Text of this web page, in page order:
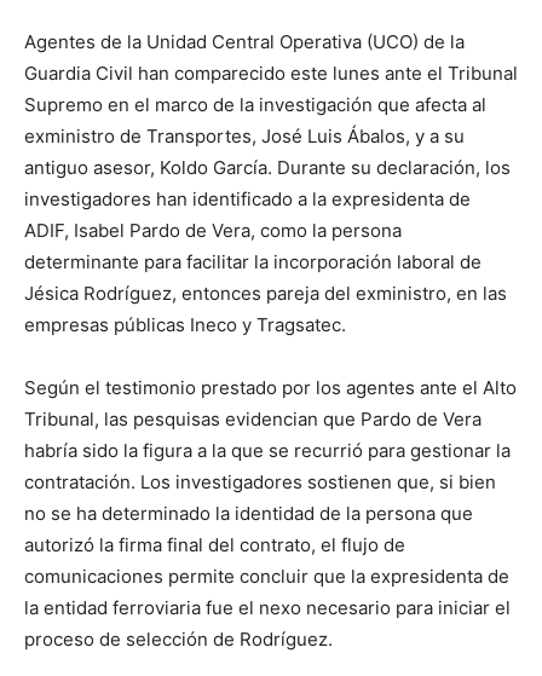
Agentes de la Unidad Central Operativa (UCO) de la
Guardia Civil han comparecido este lunes ante el Tribunal
Supremo en el marco de la investigación que afecta al
exministro de Transportes, José Luis Ábalos, y a su
antiguo asesor, Koldo García. Durante su declaración, los
investigadores han identificado a la expresidenta de
ADIF, Isabel Pardo de Vera, como la persona
determinante para facilitar la incorporación laboral de
Jésica Rodríguez, entonces pareja del exministro, en las
empresas públicas Ineco y Tragsatec.
Según el testimonio prestado por los agentes ante el Alto
Tribunal, las pesquisas evidencian que Pardo de Vera
habría sido la figura a la que se recurrió para gestionar la
contratación. Los investigadores sostienen que, si bien
no se ha determinado la identidad de la persona que
autorizó la firma final del contrato, el flujo de
comunicaciones permite concluir que la expresidenta de
la entidad ferroviaria fue el nexo necesario para iniciar el
proceso de selección de Rodríguez.